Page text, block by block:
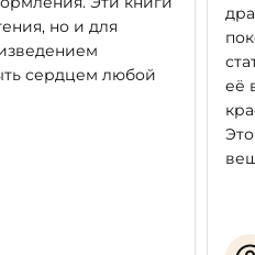
но и для
сердцем любой
её